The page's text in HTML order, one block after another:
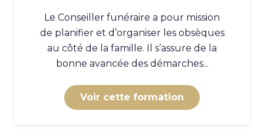
Le Conseiller funéraire a pour mission
de planifier et d’organiser les obsèques
au côté de la famille. Il s’assure de la
bonne avancée des démarches...
Voir cette formation